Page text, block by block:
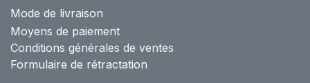
Mode de livraison
Moyens de paiement
Conditions générales de ventes
Formulaire de rétractation